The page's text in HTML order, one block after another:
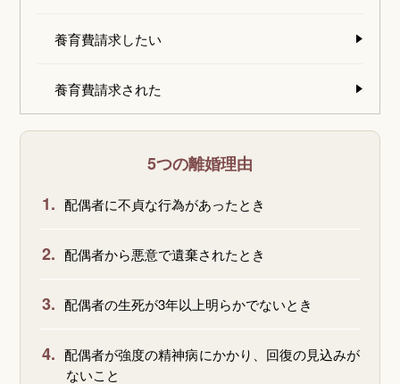
養育費請求したい
養育費請求された
5つの離婚理由
1. 配偶者に不貞な行為があったとき
2. 配偶者から悪意で遺棄されたとき
3. 配偶者の生死が3年以上明らかでないとき
4. 配偶者が強度の精神病にかかり、回復の見込みが
ないこと